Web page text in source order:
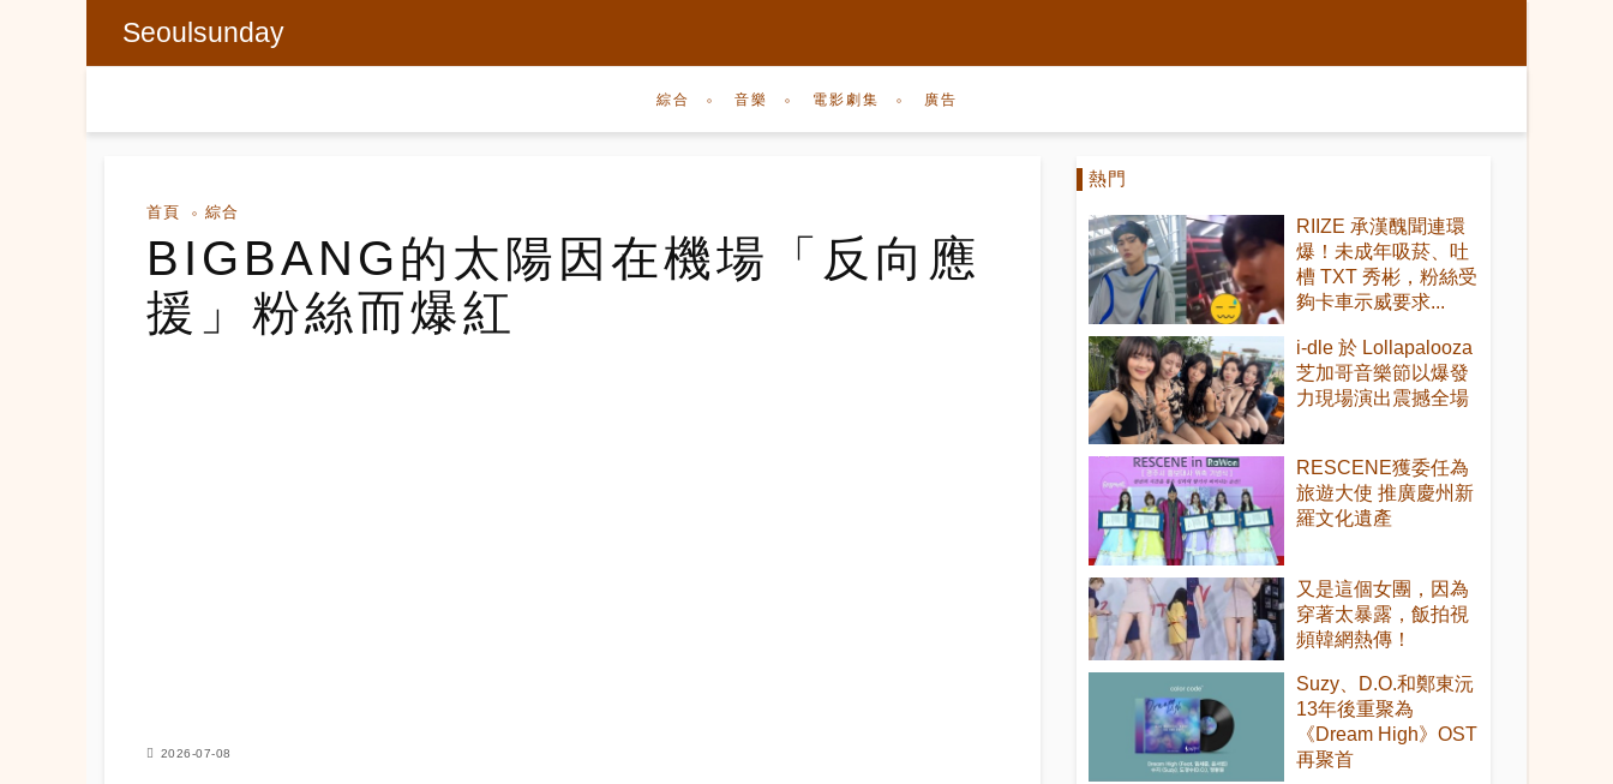
Seoulsunday
綜合 音樂 電影劇集 廣告
首頁 綜合
BIGBANG的太陽因在機場「反向應
援」粉絲而爆紅
2026-07-08
熱門
RIIZE 承漢醜聞連環
爆！未成年吸菸、吐
槽 TXT 秀彬，粉絲受
夠卡車示威要求...
i-dle 於 Lollapalooza
芝加哥音樂節以爆發
力現場演出震撼全場
RESCENE獲委任為
旅遊大使 推廣慶州新
羅文化遺產
又是這個女團，因為
穿著太暴露，飯拍視
頻韓網熱傳！
Suzy、D.O.和鄭東沅
13年後重聚為
《Dream High》OST
再聚首